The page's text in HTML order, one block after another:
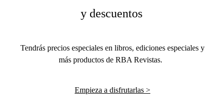
y descuentos
Tendrás precios especiales en libros, ediciones especiales y
más productos de RBA Revistas.
Empieza a disfrutarlas >